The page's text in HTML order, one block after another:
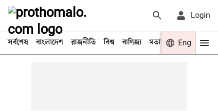
Login
সর্বশেষ বাংলাদেশ রাজনীতি বিশ্ব বাণিজ্য মতামত খেলা
Eng